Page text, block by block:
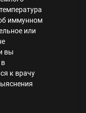
иммунном
или
вы
в
к врачу